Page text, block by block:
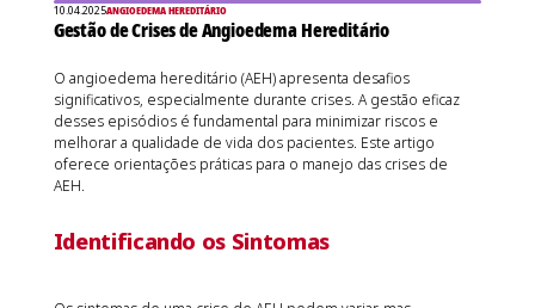
10.04.2025ANGIOEDEMA HEREDITÁRIO
Gestão de Crises de Angioedema Hereditário
O angioedema hereditário (AEH) apresenta desafios
significativos, especialmente durante crises. A gestão eficaz
desses episódios é fundamental para minimizar riscos e
melhorar a qualidade de vida dos pacientes. Este artigo
oferece orientações práticas para o manejo das crises de
AEH.
Identificando os Sintomas